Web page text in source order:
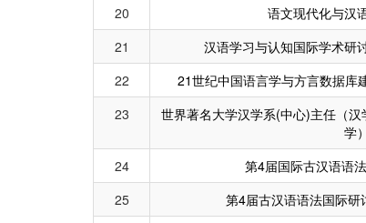
20
语文现代化与汉
21
汉语学习与认知国际学术研
22
21世纪中国语言学与方言数据库
23
世界著名大学汉学系(中心)主任（
学）
24 第4届国际古汉语语
25
第4届古汉语语法国际研